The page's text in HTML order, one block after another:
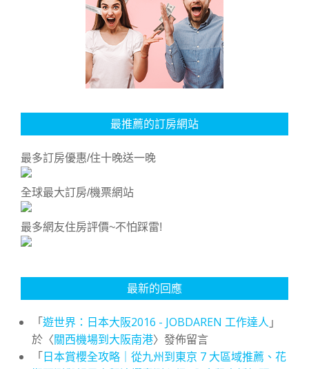
最推薦的訂房網站
最多訂房優惠/住十晚送一晚
全球最大訂房/機票網站
最多網友住房評價~不怕踩雷!
最新的回應
「遊世界：日本大阪2016 - JOBDAREN 工作達人 」
於〈關西機場到大阪南港〉發佈留言
「日本賞櫻全攻略｜從九州到東京 7 大區域推薦、花